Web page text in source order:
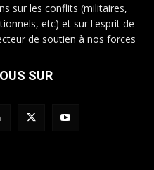
sur les conflits (militaires,
etc) et sur l'esprit de
de soutien à nos forces
SUR